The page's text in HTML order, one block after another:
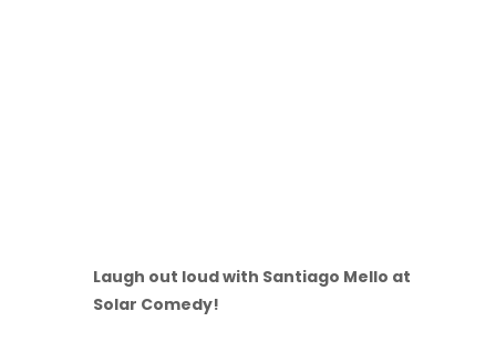
Laugh out loud with Santiago Mello at
Solar Comedy!